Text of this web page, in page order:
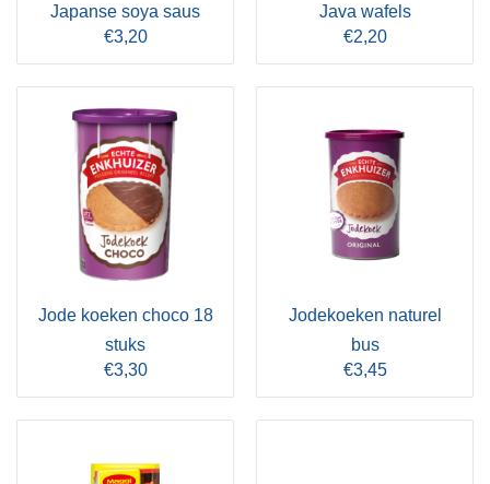
Japanse soya saus
€3,20
Java wafels
€2,20
Jode koeken choco 18
stuks
€3,30
Jodekoeken naturel
bus
€3,45